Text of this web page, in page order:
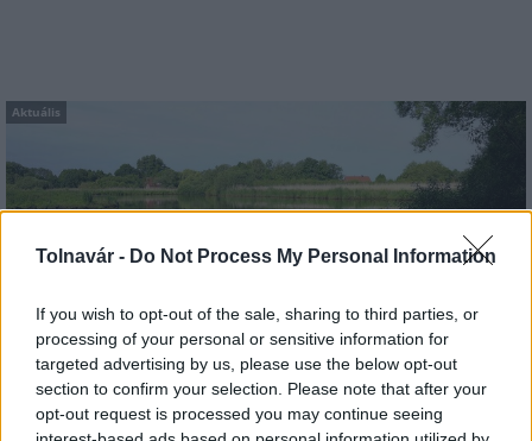
Tolnavár - Do Not Process My Personal Information
If you wish to opt-out of the sale, sharing to third parties, or
processing of your personal or sensitive information for
targeted advertising by us, please use the below opt-out
section to confirm your selection. Please note that after your
opt-out request is processed you may continue seeing
Aktuális
Az atomerőmű egyetlen hatása a környezetre, hogy a
Duna vizét némileg felmelegíti